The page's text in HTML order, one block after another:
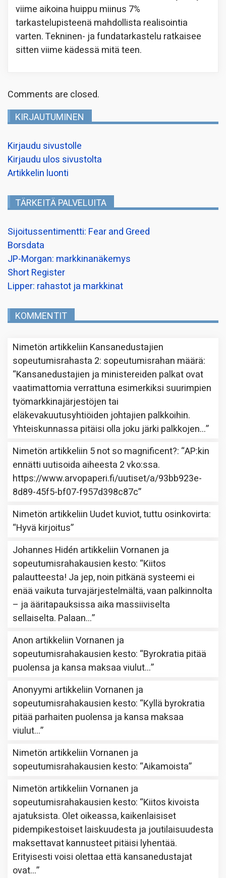
viime aikoina huippu miinus 7%
tarkastelupisteenä mahdollista realisointia
varten. Tekninen- ja fundatarkastelu ratkaisee
sitten viime kädessä mitä teen.
Comments are closed.
KIRJAUTUMINEN
Kirjaudu sivustolle
Kirjaudu ulos sivustolta
Artikkelin luonti
TÄRKEITÄ PALVELUITA
Sijoitussentimentti: Fear and Greed
Borsdata
JP-Morgan: markkinanäkemys
Short Register
Lipper: rahastot ja markkinat
KOMMENTIT
Nimetön artikkeliin Kansanedustajien
sopeutumisrahasta 2: sopeutumisrahan määrä:
“Kansanedustajien ja ministereiden palkat ovat
vaatimattomia verrattuna esimerkiksi suurimpien
työmarkkinajärjestöjen tai
eläkevakuutusyhtiöiden johtajien palkkoihin.
Yhteiskunnassa pitäisi olla joku järki palkkojen…”
Nimetön artikkeliin 5 not so magnificent?: “AP:kin
ennätti uutisoida aiheesta 2 vko:ssa.
https://www.arvopaperi.fi/uutiset/a/93bb923e-
8d89-45f5-bf07-f957d398c87c”
Nimetön artikkeliin Uudet kuviot, tuttu osinkovirta:
“Hyvä kirjoitus”
Johannes Hidén artikkeliinVornanen ja
sopeutumisrahakausien kesto: “Kiitos
palautteesta! Ja jep, noin pitkänä systeemi ei
enää vaikuta turvajärjestelmältä, vaan palkinnolta
– ja ääritapauksissa aika massiiviselta
sellaiselta. Palaan…”
Anon artikkeliinVornanen ja
sopeutumisrahakausien kesto: “Byrokratia pitää
puolensa ja kansa maksaa viulut…”
Anonyymi artikkeliinVornanen ja
sopeutumisrahakausien kesto: “Kyllä byrokratia
pitää parhaiten puolensa ja kansa maksaa
viulut…”
Nimetön artikkeliinVornanen ja
sopeutumisrahakausien kesto: “Aikamoista”
Nimetön artikkeliinVornanen ja
sopeutumisrahakausien kesto: “Kiitos kivoista
ajatuksista. Olet oikeassa, kaikenlaisiset
pidempikestoiset laiskuudesta ja joutilaisuudesta
maksettavat kannusteet pitäisi lyhentää.
Erityisesti voisi olettaa että kansanedustajat
ovat…”